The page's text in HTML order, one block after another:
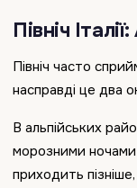
Північ
Північ часто
насправді це два
В альпійських
морозними ночами
приходить